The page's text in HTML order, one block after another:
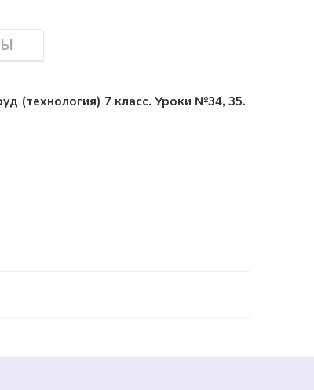
(технология) 7 класс. Уроки №34, 35.